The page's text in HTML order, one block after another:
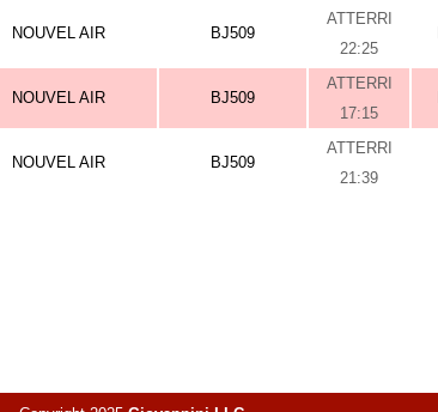
NOUVEL AIR BJ509
ATTERRI
22:25
NOUVEL AIR BJ509
ATTERRI
17:15
NOUVEL AIR BJ509
ATTERRI
21:39